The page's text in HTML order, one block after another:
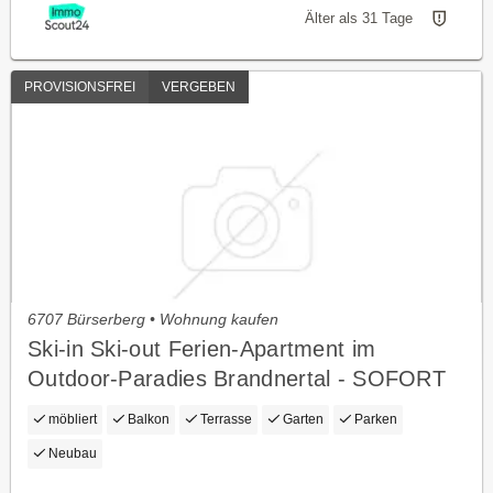
Älter als 31 Tage
PROVISIONSFREI VERGEBEN
6707 Bürserberg • Wohnung kaufen
Ski-in Ski-out Ferien-Apartment im
Outdoor-Paradies Brandnertal - SOFORT
beziehbar, kompl. möbliert!
möbliert Balkon Terrasse Garten Parken
Neubau